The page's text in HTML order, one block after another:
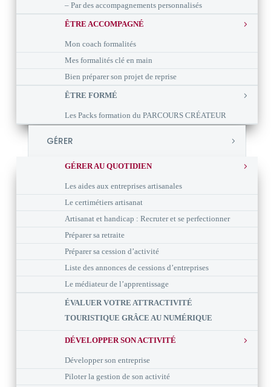
– Par des accompagnements personnalisés
ÊTRE ACCOMPAGNÉ
Mon coach formalités
Mes formalités clé en main
Bien préparer son projet de reprise
ÊTRE FORMÉ
Les Packs formation du PARCOURS CRÉATEUR
GÉRER
GÉRER AU QUOTIDIEN
Les aides aux entreprises artisanales
Le certimétiers artisanat
Artisanat et handicap : Recruter et se perfectionner
Préparer sa retraite
Préparer sa cession d’activité
Liste des annonces de cessions d’entreprises
Le médiateur de l’apprentissage
ÉVALUER VOTRE ATTRACTIVITÉ
TOURISTIQUE GRÂCE AU NUMÉRIQUE
DÉVELOPPER SON ACTIVITÉ
Développer son entreprise
Piloter la gestion de son activité